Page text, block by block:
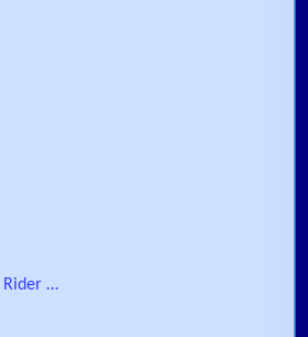
Rider …